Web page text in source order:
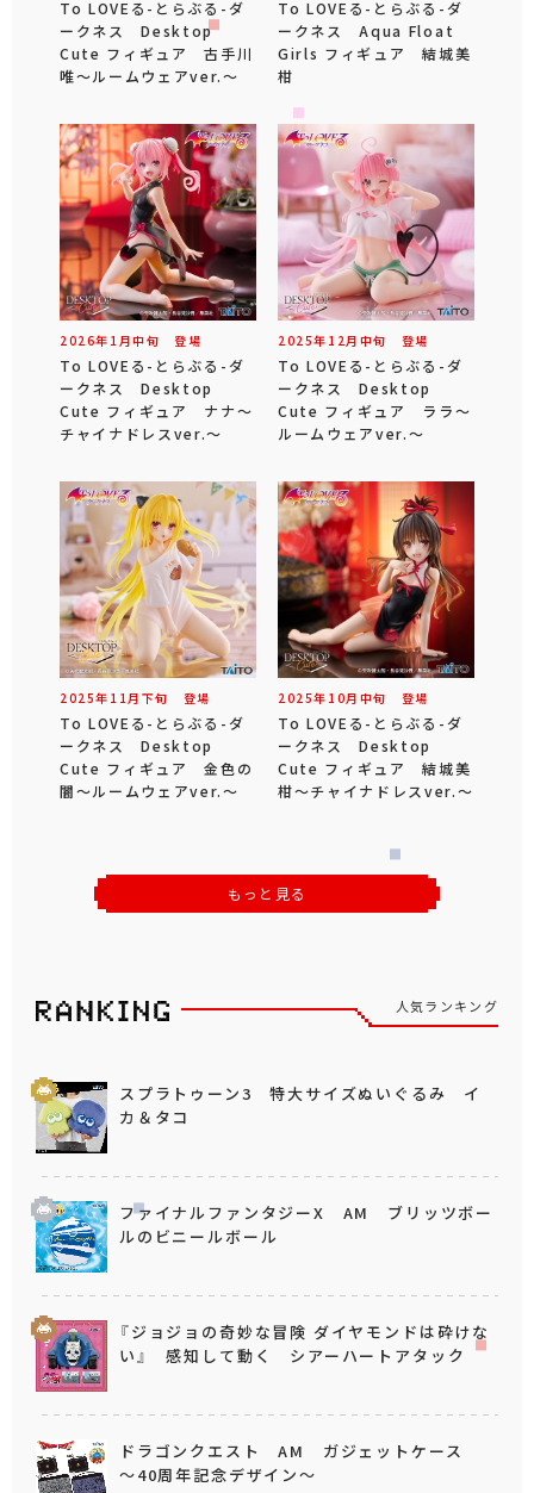
To LOVEる-とらぶる-ダ
ークネス Desktop
Cute フィギュア 古手川
唯～ルームウェアver.～
To LOVEる-とらぶる-ダ
ークネス Aqua Float
Girls フィギュア 結城美
柑
2026年 1 月中旬 登場
To LOVEる-とらぶる-ダ
ークネス Desktop
Cute フィギュア ナナ～
チャイナドレスver.～
2025年 12 月 中旬 登場
To LOVEる-とらぶる-ダ
ークネス Desktop
Cute フィギュア ララ～
ルームウェアver.～
2025年 11 月 下旬 登場
To LOVEる-とらぶる-ダ
ークネス Desktop
Cute フィギュア 金色の
闇～ルームウェアver.～
2025年 10月 中旬 登場
To LOVEる-とらぶる-ダ
ークネス Desktop
Cute フィギュア 結城美
柑～チャイナドレスver.～
もっと見る
人気ランキング
スプラトゥーン3 特大サイズぬいぐるみ イ
カ＆タコ
ファイナルファンタジーX AM ブリッツボー
ルのビニールボール
『ジョジョの奇妙な冒険 ダイヤモンドは砕けな
い』 感知して動く シアーハートアタック
ドラゴンクエスト AM ガジェットケース
～40周年記念デザイン～